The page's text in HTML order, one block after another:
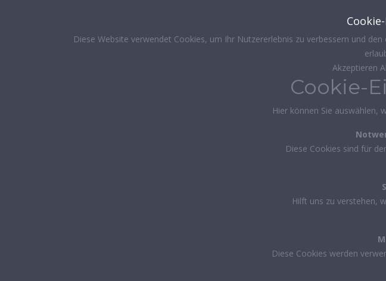
Diese Website verwendet Cookies, um Ihr Nutzererlebnis zu verbessern und
Akzeptieren
Cookie-
Hier können Sie auswählen,
Diese Cookies sind für
Hilft uns zu verstehen,
Diese Cookies werden